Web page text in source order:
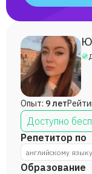
Опыт: 9 лет
Доступно
Репетитор по
английскому языку
Образование